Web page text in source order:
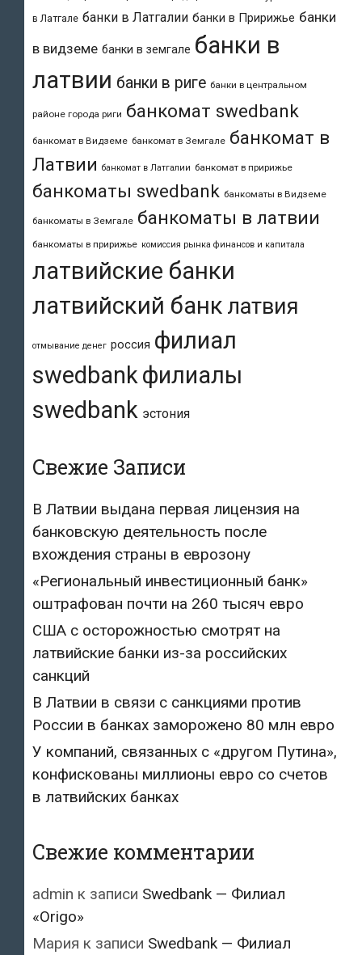
в Латгале банки в Латгалии банки в Пририжье банки
в видземе банки в земгале банки в
латвии банки в риге банки в центральном
районе города риги банкомат swedbank
банкомат в Видземе банкомат в Земгале банкомат в
Латвии банкомат в Латгалии банкомат в пририжье
банкоматы swedbank банкоматы в Видземе
банкоматы в Земгале банкоматы в латвии
банкоматы в пририжье комиссия рынка финансов и капитала
латвийские банки
латвийский банк латвия
отмывание денег россия филиал
swedbankфилиалы
swedbank эстония
Свежие Записи
В Латвии выдана первая лицензия на
банковскую деятельность после
вхождения страны в еврозону
«Региональный инвестиционный банк»
оштрафован почти на 260 тысяч евро
США с осторожностью смотрят на
латвийские банки из-за российских
санкций
В Латвии в связи с санкциями против
России в банках заморожено 80 млн евро
У компаний, связанных с «другом Путина»,
конфискованы миллионы евро со счетов
в латвийских банках
Свежие комментарии
admin к записи Swedbank — Филиал
«Origo»
Мария к записи Swedbank — Филиал